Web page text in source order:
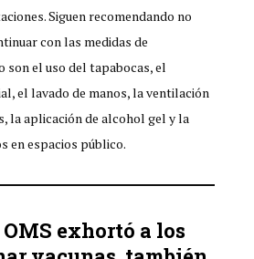
Siguen recomendando no
con las medidas de
son el uso del tapabocas, el
el lavado de manos, la ventilación
la aplicación de alcohol gel y la
en espacios público.
exhortó a los